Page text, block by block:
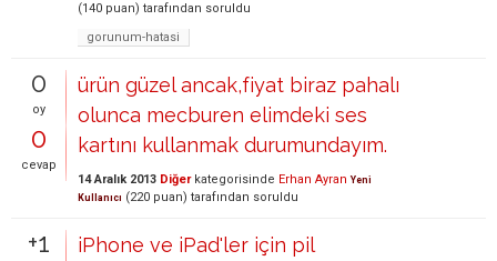
(140 puan) tarafından soruldu
gorunum-hatasi
0
oy
0
cevap
ürün güzel ancak,fiyat biraz pahalı
olunca mecburen elimdeki ses
kartını kullanmak durumundayım.
14 Aralık 2013 Diğerkategorisinde Erhan Ayran Yeni
Kullanıcı (220 puan) tarafından soruldu
+1
iPhone ve iPad'ler için pil